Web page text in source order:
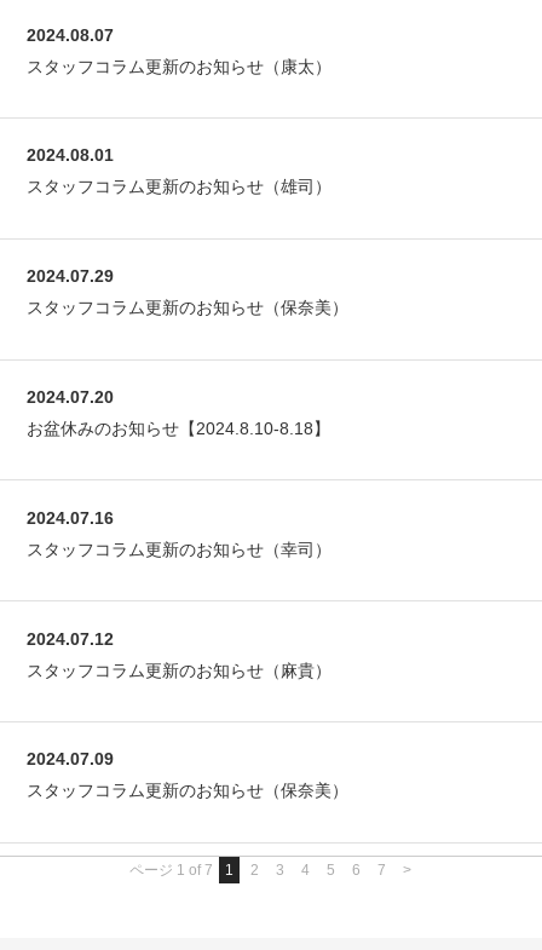
2024.08.07
スタッフコラム更新のお知らせ（康太）
2024.08.01
スタッフコラム更新のお知らせ（雄司）
2024.07.29
スタッフコラム更新のお知らせ（保奈美）
2024.07.20
お盆休みのお知らせ【2024.8.10-8.18】
2024.07.16
スタッフコラム更新のお知らせ（幸司）
2024.07.12
スタッフコラム更新のお知らせ（麻貴）
2024.07.09
スタッフコラム更新のお知らせ（保奈美）
ページ 1 of 7 1 2 3 4 5 6 7 >